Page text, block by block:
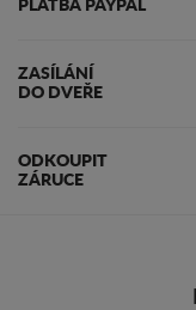
PLATBA PAYPAL
ZASÍLÁNÍ
DO DVEŘE
ODKOUPIT
ZÁRUCE